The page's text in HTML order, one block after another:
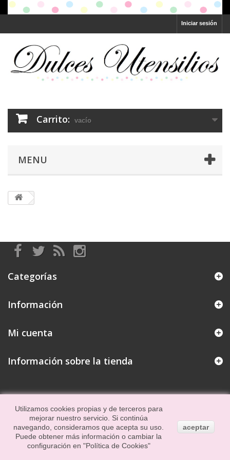
Iniciar sesión
Carrito: vacío
MENU
Categorías
Información
Mi cuenta
Información sobre la tienda
Utilizamos cookies propias y de terceros para
mejorar nuestro servicio. Si continúa
navegando, consideramos que acepta su uso.
Puede obtener más información o cambiar la
configuración en "Política de Cookies"
aceptar